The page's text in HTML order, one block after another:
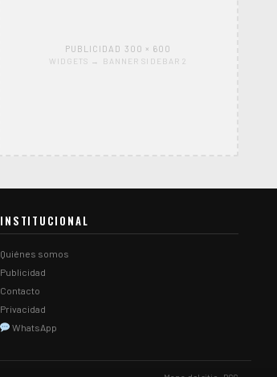
PUBLICIDAD 300 × 600
WIDGETS → BANNER SIDEBAR 2
INSTITUCIONAL
Quiénes somos
Publicidad
Contacto
Privacidad
WhatsApp